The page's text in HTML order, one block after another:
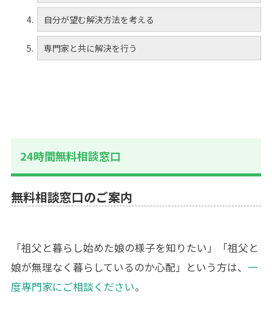
自分が望む解決方法を考える
専門家と共に解決を行う
24時間無料相談窓口
無料相談窓口のご案内
「祖父と暮らし始めた娘の様子を知りたい」「祖父と
娘が無理なく暮らしているのか心配」という方は、 一
度専門家にご相談ください。